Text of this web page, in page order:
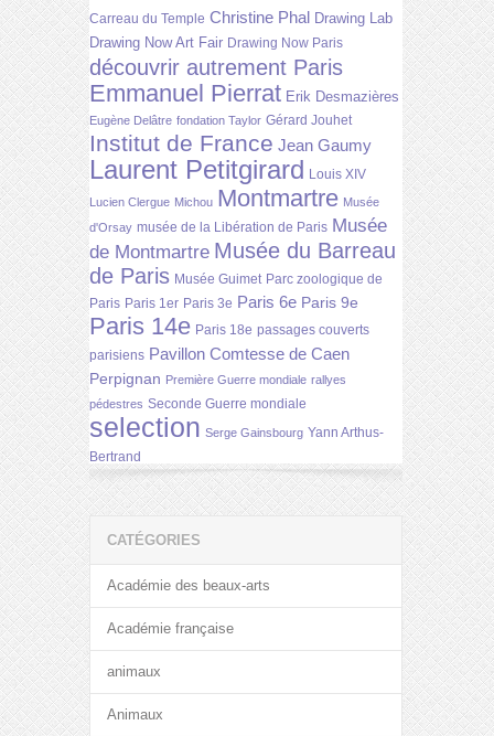
Carreau du Temple Christine Phal Drawing Lab
Drawing Now Art Fair Drawing Now Paris
découvrir autrement Paris
Emmanuel Pierrat Erik Desmazières
Eugène Delâtre fondation Taylor Gérard Jouhet
Institut de France Jean Gaumy
Laurent Petitgirard Louis XIV
Lucien Clergue Michou Montmartre Musée
d'Orsay musée de la Libération de Paris Musée
de Montmartre Musée du Barreau
de Paris Musée Guimet Parc zoologique de
Paris Paris 1er Paris 3e Paris 6e Paris 9e
Paris 14e Paris 18e passages couverts
parisiens Pavillon Comtesse de Caen
Perpignan Première Guerre mondiale rallyes
pédestres Seconde Guerre mondiale
selection Serge Gainsbourg Yann Arthus-
Bertrand
CATÉGORIES
Académie des beaux-arts
Académie française
animaux
Animaux